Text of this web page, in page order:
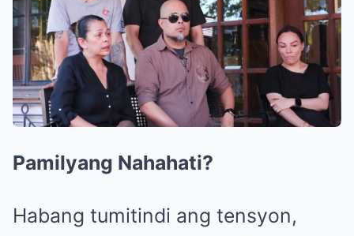
Pamilyang Nahahati?
Habang tumitindi ang tensyon,